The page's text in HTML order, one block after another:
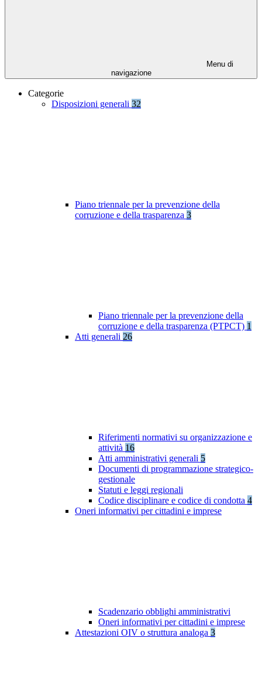
Menu di
navigazione
Categorie
Disposizioni generali 32
Piano triennale per la prevenzione della
corruzione e della trasparenza 3
Piano triennale per la prevenzione della
corruzione e della trasparenza (PTPCT) 1
Atti generali 26
Riferimenti normativi su organizzazione e
attività 16
Atti amministrativi generali 5
Documenti di programmazione strategico-
gestionale
Statuti e leggi regionali
Codice disciplinare e codice di condotta 4
Oneri informativi per cittadini e imprese
Scadenzario obblighi amministrativi
Oneri informativi per cittadini e imprese
Attestazioni OIV o struttura analoga 3